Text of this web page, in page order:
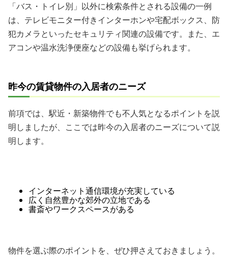
「バス・トイレ別」以外に検索条件とされる設備の一例
は、テレビモニター付きインターホンや宅配ボックス、防
犯カメラといったセキュリティ関連の設備です。また、エ
アコンや温水洗浄便座などの設備も挙げられます。
昨今の賃貸物件の入居者のニーズ
前項では、駅近・新築物件でも不人気となるポイントを説
明しましたが、ここでは昨今の入居者のニーズについて説
明します。
インターネット通信環境が充実している
広く自然豊かな郊外の立地である
書斎やワークスペースがある
物件を選ぶ際のポイントを、ぜひ押さえておきましょう。